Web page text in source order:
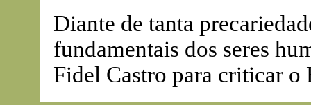
Diante de tanta
fundamentais dos seres
Fidel Castro para criticar o